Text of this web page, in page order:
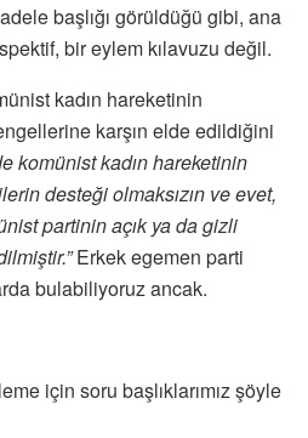
başlığı görüldüğü gibi, ana
bir eylem kılavuzu değil.
kadın hareketinin
karşın elde edildiğini
komünist kadın hareketinin
desteği olmaksızın ve evet,
partinin açık ya da gizli
Erkek egemen parti
bulabiliyoruz ancak.
için soru başlıklarımız şöyle